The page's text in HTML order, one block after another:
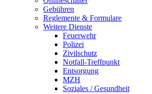
Gebühren
Reglemente & Formulare
Weitere Dienste
Feuerwehr
Polizei
Zivilschutz
Notfall-Treffpunkt
Entsorgung
MZH
Soziales / Gesundheit